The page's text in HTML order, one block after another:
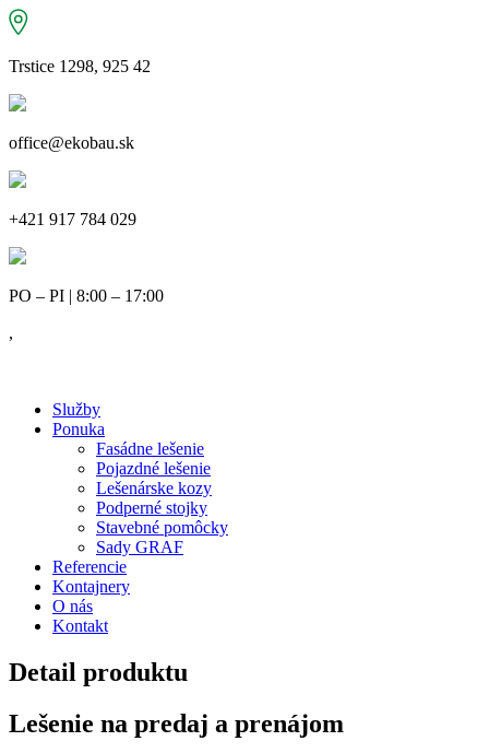
Trstice 1298, 925 42
office@ekobau.sk
+421 917 784 029
PO – PI | 8:00 – 17:00
,
Služby
Ponuka
Fasádne lešenie
Pojazdné lešenie
Lešenárske kozy
Podperné stojky
Stavebné pomôcky
Sady GRAF
Referencie
Kontajnery
O nás
Kontakt
Detail produktu
Lešenie na predaj a prenájom